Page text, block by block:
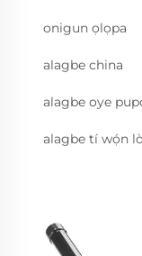
onigun ọlọpa
alagbe china
alagbe oye
alagbe tí wọ́n